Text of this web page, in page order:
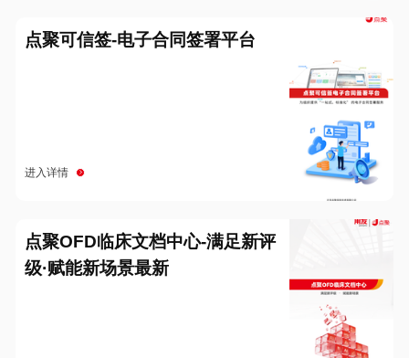
点聚可信签-电子合同签署平台
进入详情
点聚OFD临床文档中心-满足新评
级·赋能新场景最新